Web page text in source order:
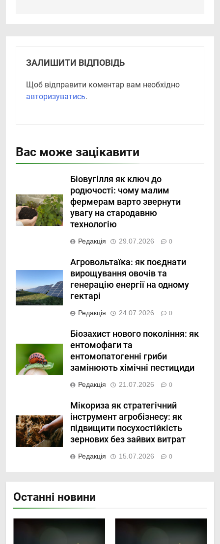
ЗАЛИШИТИ ВІДПОВІДЬ
Щоб відправити коментар вам необхідно
авторизуватись.
Вас може зацікавити
Біовугілля як ключ до
родючості: чому малим
фермерам варто звернути
увагу на стародавню
технологію
Редакція 29.07.2026 0
Агровольтаїка: як поєднати
вирощування овочів та
генерацію енергії на одному
гектарі
Редакція 24.07.2026 0
Біозахист нового покоління: як
ентомофаги та
ентомопатогенні гриби
замінюють хімічні пестициди
Редакція 21.07.2026 0
Мікориза як стратегічний
інструмент агробізнесу: як
підвищити посухостійкість
зернових без зайвих витрат
Редакція 15.07.2026 0
Останні новини